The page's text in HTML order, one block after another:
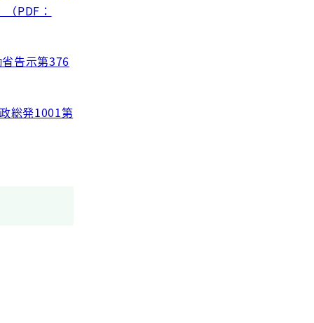
PDF：
告示第376
総発1001第